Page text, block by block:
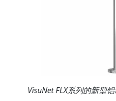
VisuNet FLX系列的新型